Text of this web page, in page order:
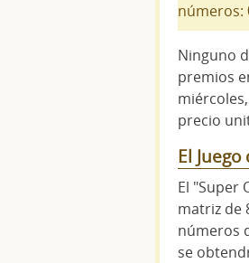
números:
Ninguno
premios
precio
El
El "Super
matriz de
números
se